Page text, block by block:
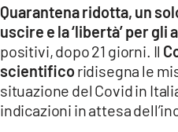
LaC
Network
LACPLAY.IT
LACTV.IT
LACONAIR.IT
Quarantena ridotta, un
uscire e la ‘libertà’ per
positivi, dopo 21 giorni. Il
scientificoridisegna le
situazione del Covid in
indicazioni in attesa